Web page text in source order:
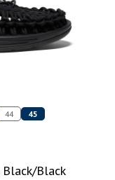
44 45
Black/Black